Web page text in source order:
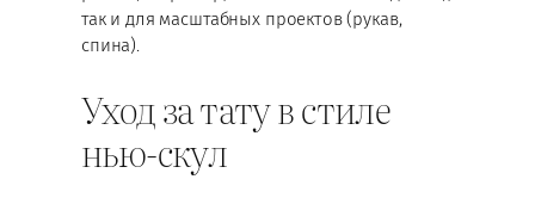
так и для масштабных проектов (рукав,
спина).
Уход за тату в стиле
нью-скул